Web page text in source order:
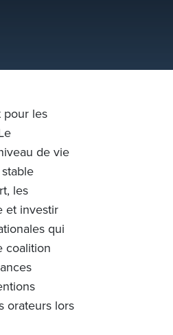
pour les
de vie
les
et investir
qui
coalition
orateurs lors